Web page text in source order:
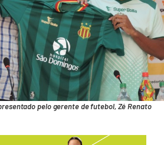
pelo gerente de futebol, Zé Renato